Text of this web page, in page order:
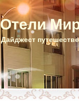
Отели
Дайджест